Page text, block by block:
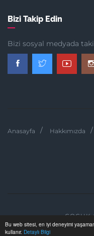
Bu web sitesi, en iyi deneyimi
kullanır. Detaylı Bilgi
Bizi Takip Edin
Bizi sosyal medyada
Anasayfa Hakkımızda
ÇOCUK